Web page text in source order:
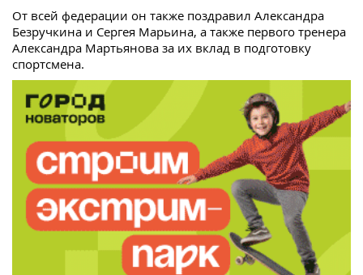
От всей федерации он также поздравил Александра
Безручкина и Сергея Марьина, а также первого тренера
Александра Мартьянова за их вклад в подготовку
спортсмена.